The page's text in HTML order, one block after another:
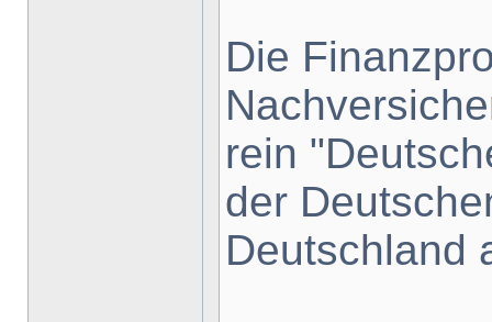
Die
rein
der
Deutschland